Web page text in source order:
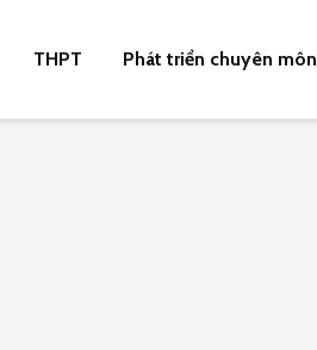
THPT Phát triển chuyên môn